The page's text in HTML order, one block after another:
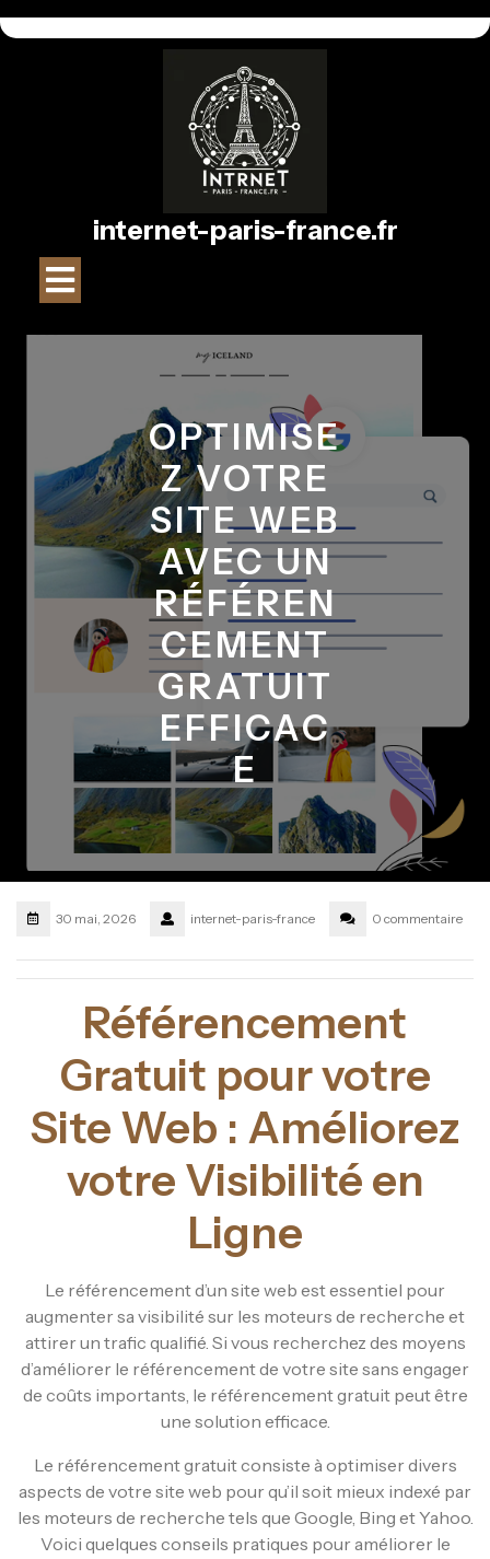
au
internet-paris-france.fr
Ouvrir
OPTIMISE
Z VOTRE
SITE WEB
AVEC UN
RÉFÉREN
CEMENT
GRATUIT
EFFICAC
E
30 mai, 2026 internet-paris-france 0 commentaire
Référencement
Gratuit pour votre
Site Web : Améliorez
votre Visibilité en
Ligne
Le référencement d’un site web est essentiel pour
augmenter sa visibilité sur les moteurs de recherche et
attirer un trafic qualifié. Si vous recherchez des moyens
d’améliorer le référencement de votre site sans engager
de coûts importants, le référencement gratuit peut être
une solution efficace.
Le référencement gratuit consiste à optimiser divers
aspects de votre site web pour qu’il soit mieux indexé par
les moteurs de recherche tels que Google, Bing et Yahoo.
Voici quelques conseils pratiques pour améliorer le